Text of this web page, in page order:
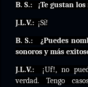
B. S.: ¡Te gustan
J.L.V.: ¡Sí!
B. S.:
¿Puedes
sonoros y más
J.L.V.:
¡Uf!, no
verdad. Tengo